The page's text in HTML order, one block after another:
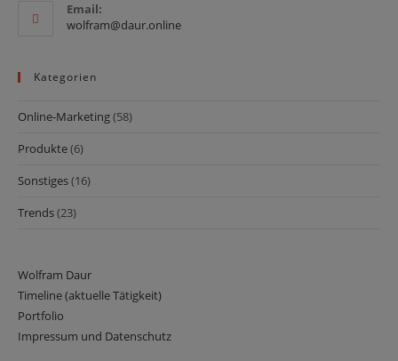
Email:
wolfram@daur.onlineOpens
Kategorien
Online-Marketing(58)
Produkte(6)
Sonstiges(16)
Trends(23)
Wolfram Daur
Timeline (aktuelle Tätigkeit)
Portfolio
Impressum und Datenschutz